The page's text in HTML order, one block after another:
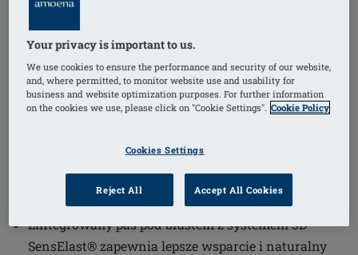
Innowacyjna technologia 3D SensElast® w obszarze
delikatny efekt masażu w połączeniu z ruchem ciała
Zintegrowany pas pod biustem z systemem 3D
SensElast® zapewnia lepsze wsparcie i naturalny
Your privacy is important to us.
We use cookies to ensure the performance and security of our website,
and, where permitted, to monitor website use and usability for
business and website optimization purposes. For further information
on the cookies we use, please click on "Cookie Settings". Cookie Policy
Cookies Settings
Reject All Accept All Cookies